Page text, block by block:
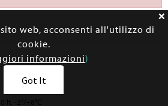
web, acconsenti all'utilizzo di
cookie.
informazioni)
Got It